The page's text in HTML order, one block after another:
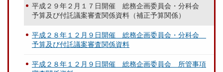
平成２９年２月１７日開催 総務企画委員会・分科会
予算及び付託議案審査関係資料（補正予算関係）
平成２８年１２月９日開催 総務企画委員会・分科会
予算及び付託議案審査関係資料
平成２８年１２月９日開催 総務企画委員会 所管事項